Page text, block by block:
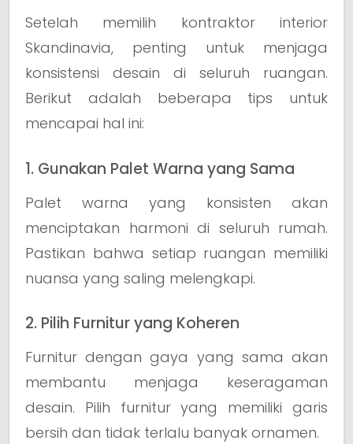
Setelah memilih kontraktor interior
Skandinavia, penting untuk menjaga
konsistensi desain di seluruh ruangan.
Berikut adalah beberapa tips untuk
mencapai hal ini:
1. Gunakan Palet Warna yang Sama
Palet warna yang konsisten akan
menciptakan harmoni di seluruh rumah.
Pastikan bahwa setiap ruangan memiliki
nuansa yang saling melengkapi.
2. Pilih Furnitur yang Koheren
Furnitur dengan gaya yang sama akan
membantu menjaga keseragaman
desain. Pilih furnitur yang memiliki garis
bersih dan tidak terlalu banyak ornamen.